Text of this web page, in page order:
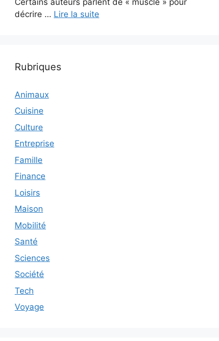
décrire … Lire la suite
Rubriques
Animaux
Cuisine
Culture
Entreprise
Famille
Finance
Loisirs
Maison
Mobilité
Santé
Sciences
Société
Tech
Voyage